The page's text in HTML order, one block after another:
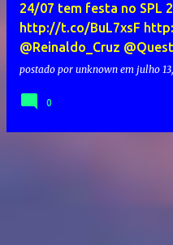
24/07 tem festa no SPL
http://t.co/BuL7xsF
@Reinaldo_Cruz
postado por unknown em julho
0